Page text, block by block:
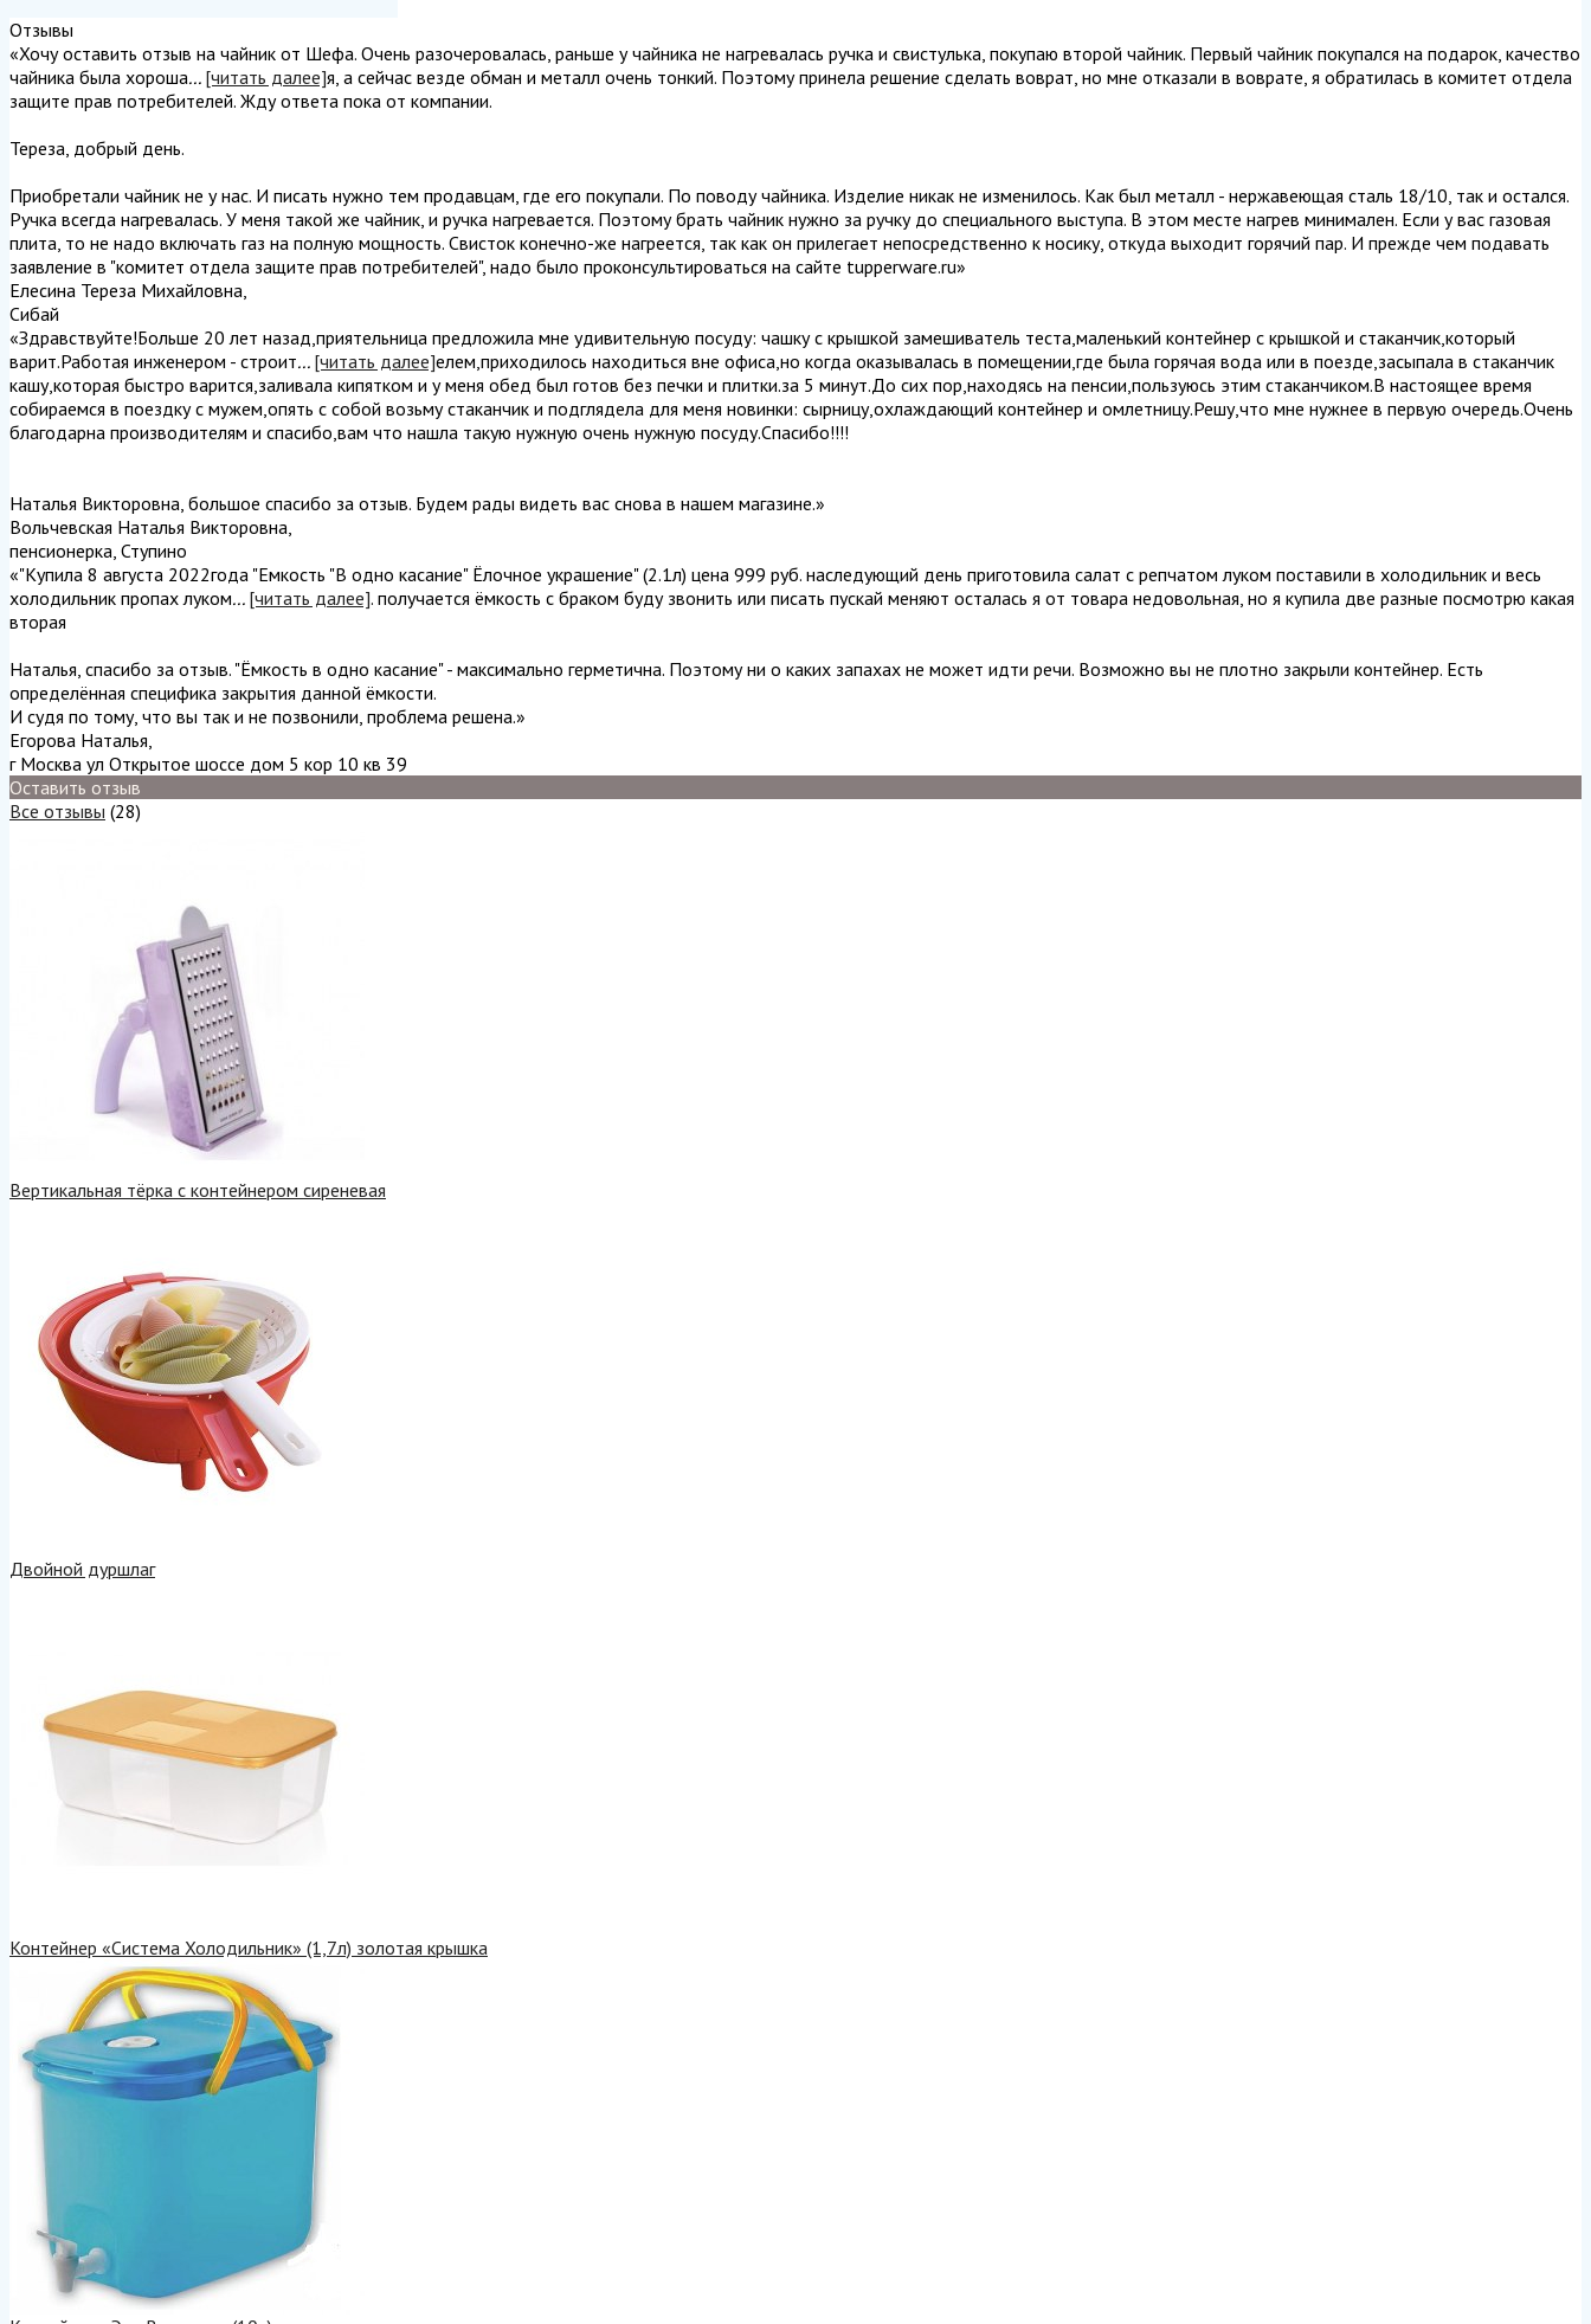
Отзывы
«Хочу оставить отзыв на чайник от Шефа. Очень разочеровалась, раньше у чайника не нагревалась ручка и свистулька, покупаю второй чайник. Первый чайник покупался на подарок, качество
чайника была хороша... [читать далее]я, а сейчас везде обман и металл очень тонкий. Поэтому принела решение сделать воврат, но мне отказали в воврате, я обратилась в комитет отдела
защите прав потребителей. Жду ответа пока от компании.
Тереза, добрый день.
Приобретали чайник не у нас. И писать нужно тем продавцам, где его покупали. По поводу чайника. Изделие никак не изменилось. Как был металл - нержавеющая сталь 18/10, так и остался.
Ручка всегда нагревалась. У меня такой же чайник, и ручка нагревается. Поэтому брать чайник нужно за ручку до специального выступа. В этом месте нагрев минимален. Если у вас газовая
плита, то не надо включать газ на полную мощность. Свисток конечно-же нагреется, так как он прилегает непосредственно к носику, откуда выходит горячий пар. И прежде чем подавать
заявление в "комитет отдела защите прав потребителей", надо было проконсультироваться на сайте tupperware.ru»
Елесина Тереза Михайловна,
Сибай
«Здравствуйте!Больше 20 лет назад,приятельница предложила мне удивительную посуду: чашку с крышкой замешиватель теста,маленький контейнер с крышкой и стаканчик,который
варит.Работая инженером - строит... [читать далее]елем,приходилось находиться вне офиса,но когда оказывалась в помещении,где была горячая вода или в поезде,засыпала в стаканчик
кашу,которая быстро варится,заливала кипятком и у меня обед был готов без печки и плитки.за 5 минут.До сих пор,находясь на пенсии,пользуюсь этим стаканчиком.В настоящее время
собираемся в поездку с мужем,опять с собой возьму стаканчик и подглядела для меня новинки: сырницу,охлаждающий контейнер и омлетницу.Решу,что мне нужнее в первую очередь.Очень
благодарна производителям и спасибо,вам что нашла такую нужную очень нужную посуду.Спасибо!!!!
Наталья Викторовна, большое спасибо за отзыв. Будем рады видеть вас снова в нашем магазине.»
Вольчевская Наталья Викторовна,
пенсионерка, Ступино
«"Купила 8 августа 2022года "Емкость "В одно касание" Ёлочное украшение" (2.1л) цена 999 руб. наследующий день приготовила салат с репчатом луком поставили в холодильник и весь
холодильник пропах луком... [читать далее]. получается ёмкость с браком буду звонить или писать пускай меняют осталась я от товара недовольная, но я купила две разные посмотрю какая
вторая
Наталья, спасибо за отзыв. "Ёмкость в одно касание" - максимально герметична. Поэтому ни о каких запахах не может идти речи. Возможно вы не плотно закрыли контейнер. Есть
определённая специфика закрытия данной ёмкости.
И судя по тому, что вы так и не позвонили, проблема решена.»
Егорова Наталья,
г Москва ул Открытое шоссе дом 5 кор 10 кв 39
Оставить отзыв
Все отзывы (28)
Вертикальная тёрка с контейнером сиреневая
Двойной дуршлаг
Контейнер «Система Холодильник» (1,7л) золотая крышка